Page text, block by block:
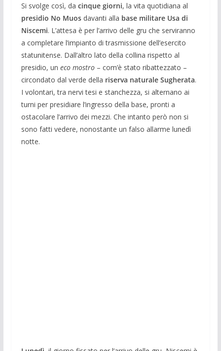
Si svolge così, da cinque giorni, la vita quotidiana al
presidio No Muosdavanti alla base militare Usa di
Niscemi. L’attesa è per l’arrivo delle gru che serviranno
a completare l’impianto di trasmissione dell’esercito
statunitense. Dall’altro lato della collina rispetto al
presidio, un eco mostro– com’è stato ribattezzato –
circondato dal verde della riserva naturale Sugherata.
I volontari, tra nervi tesi e stanchezza, si alternano ai
turni per presidiare l’ingresso della base, pronti a
ostacolare l’arrivo dei mezzi. Che intanto però non si
sono fatti vedere, nonostante un falso allarme lunedì
notte.